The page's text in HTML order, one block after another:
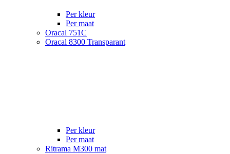
Per kleur
Per maat
Oracal 751C
Oracal 8300 Transparant
Per kleur
Per maat
Ritrama M300 mat